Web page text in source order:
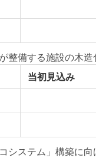
整備する施設の木
当初見込み
コシステム」構築に